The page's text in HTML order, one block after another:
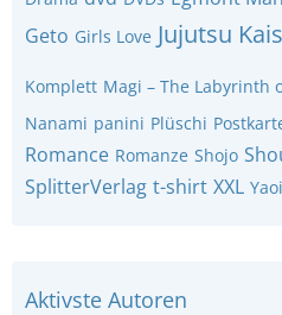
Geto Girls Love Jujutsu
Komplett Magi – The Labyrinth
Nanami panini Plüschi
Romance Romanze Shojo
SplitterVerlag t-shirt XXL Yaoi
Aktivste Autoren